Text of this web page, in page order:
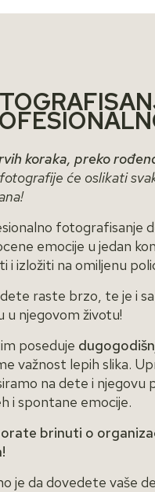
koraka, preko
će oslikati
fotografisanje
emocije u jedan
i izložiti na omiljenu
raste brzo, te je i
u njegovom životu!
poseduje
važnost lepih slika.
na dete i njegovu
i spontane emocije.
brinuti o
da dovedete vaše